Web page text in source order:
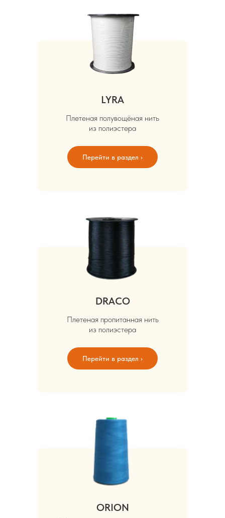
LYRA
Плетеная полувощёная нить
из полиэстера
Перейти в раздел ›
DRACO
Плетеная пропитанная нить
из полиэстера
Перейти в раздел ›
ORION